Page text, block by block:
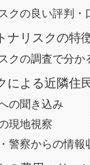
クの良い評判・
ナリスクの特
クの調査で分か
による近隣住
の聞き込み
現地視察
警察からの情報